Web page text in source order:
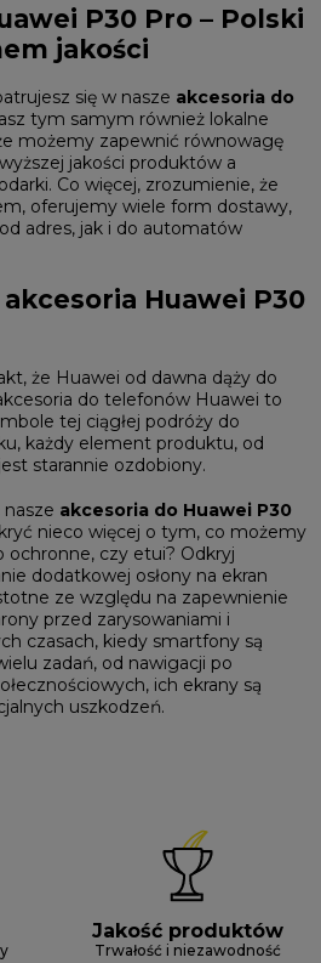
P30 Pro – Polski
jakości
się w nasze akcesoria do
tym samym również lokalne
możemy zapewnić równowagę
jakości produktów a
Co więcej, zrozumienie, że
oferujemy wiele form dostawy,
adres, jak i do automatów
Huawei P30
że Huawei od dawna dąży do
do telefonów Huawei to
tej ciągłej podróży do
każdy element produktu, od
starannie ozdobiony.
akcesoria do Huawei P30
nieco więcej o tym, co możemy
ochronne, czy etui? Odkryj
dodatkowej osłony na ekran
ze względu na zapewnienie
przed zarysowaniami i
czasach, kiedy smartfony są
zadań, od nawigacji po
ich ekrany są
uszkodzeń.
Jakość produktów
Trwałość i niezawodność